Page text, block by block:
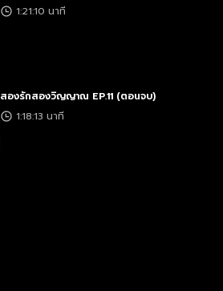
1:21:10 นาที
สองรักสองวิญญาณ EP.11 (ตอนจบ)
1:18:13 นาที